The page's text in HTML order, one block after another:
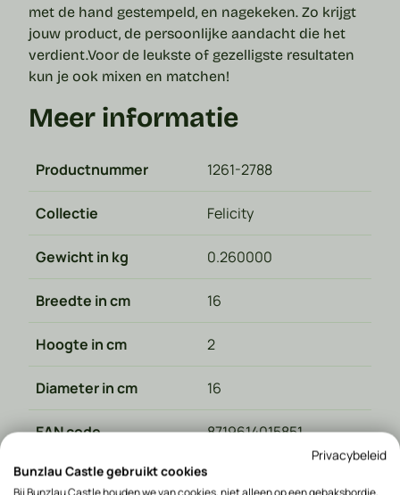
met de hand gestempeld, en nagekeken. Zo krijgt
jouw product, de persoonlijke aandacht die het
verdient.Voor de leukste of gezelligste resultaten
kun je ook mixen en matchen!
Meer informatie
Productnummer 1261-2788
Collectie Felicity
Gewicht in kg 0.260000
Breedte in cm 16
Hoogte in cm 2
Diameter in cm 16
EAN code 8719614015851
Merk
Privacybeleid
Bunzlau Castle gebruikt cookies
Bij Bunzlau Castle houden we van cookies, niet alleen op een gebaksbordje,